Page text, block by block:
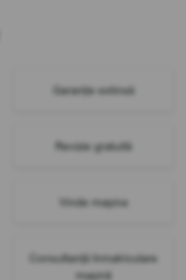
Garanție extinsă
Revizie gratuită
Vinde mașina
Consultanță înmatriculare
mașină